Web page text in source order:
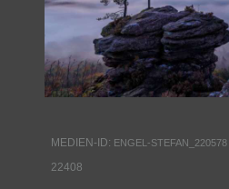
WIR
MEDIEN-ID: ENGEL-STEFAN_220578
22408